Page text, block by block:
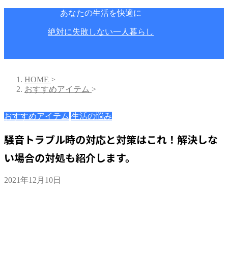
あなたの生活を快適に
絶対に失敗しない一人暮らし
HOME >
おすすめアイテム >
おすすめアイテム 生活の悩み
騒音トラブル時の対応と対策はこれ！解決しな
い場合の対処も紹介します。
2021年12月10日